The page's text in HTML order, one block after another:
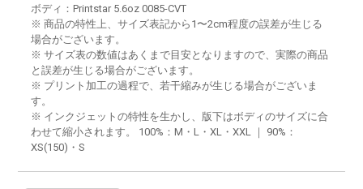
ボディ：Printstar 5.6oz 0085-CVT
※ 商品の特性上、サイズ表記から1〜2cm程度の誤差が生じる
場合がございます。
※ サイズ表の数値はあくまで目安となりますので、実際の商品
と誤差が生じる場合がございます。
※ プリント加工の過程で、若干縮みが生じる場合がございま
す。
※ インクジェットの特性を生かし、版下はボディのサイズに合
わせて縮小されます。 100%：M・L・XL・XXL ｜ 90%：
XS(150)・S